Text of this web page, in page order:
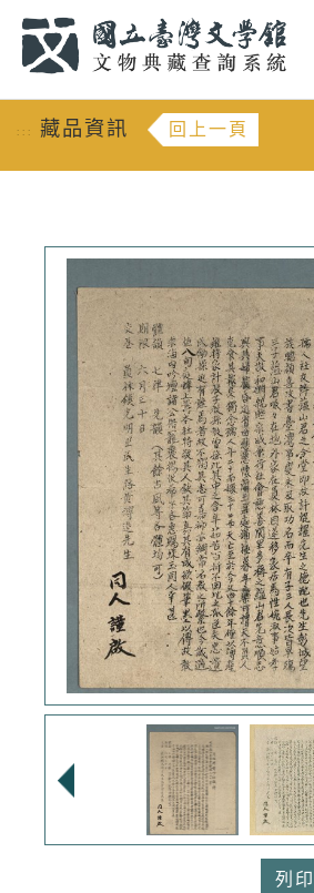
::: 藏品資訊 回上一頁
列印